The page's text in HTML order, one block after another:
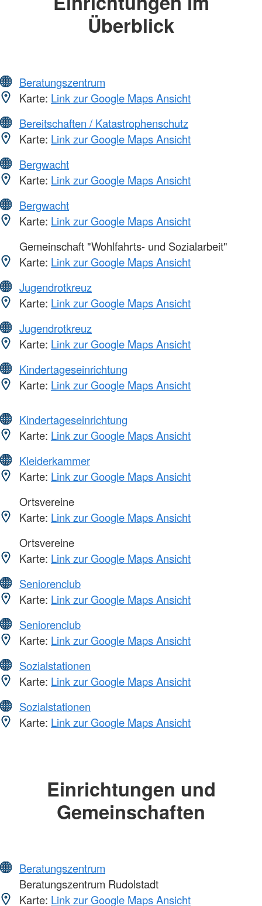
Überblick
Beratungszentrum
Karte: Link zur Google Maps Ansicht
Bereitschaften / Katastrophenschutz
Karte: Link zur Google Maps Ansicht
Bergwacht
Karte: Link zur Google Maps Ansicht
Bergwacht
Karte: Link zur Google Maps Ansicht
Gemeinschaft "Wohlfahrts- und Sozialarbeit"
Karte: Link zur Google Maps Ansicht
Jugendrotkreuz
Karte: Link zur Google Maps Ansicht
Jugendrotkreuz
Karte: Link zur Google Maps Ansicht
Kindertageseinrichtung
Karte: Link zur Google Maps Ansicht
Kindertageseinrichtung
Karte: Link zur Google Maps Ansicht
Kleiderkammer
Karte: Link zur Google Maps Ansicht
Ortsvereine
Karte: Link zur Google Maps Ansicht
Ortsvereine
Karte: Link zur Google Maps Ansicht
Seniorenclub
Karte: Link zur Google Maps Ansicht
Seniorenclub
Karte: Link zur Google Maps Ansicht
Sozialstationen
Karte: Link zur Google Maps Ansicht
Sozialstationen
Karte: Link zur Google Maps Ansicht
Einrichtungen und
Gemeinschaften
Beratungszentrum
Beratungszentrum Rudolstadt
Karte: Link zur Google Maps Ansicht